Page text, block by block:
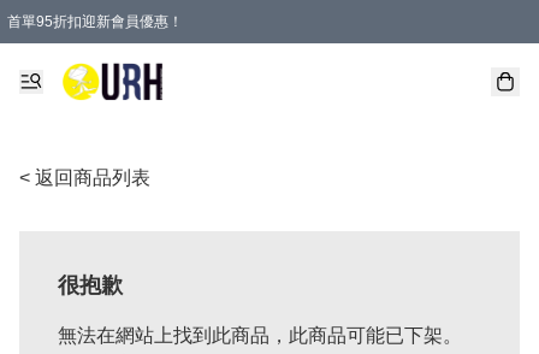
首單95折扣迎新會員優惠！
特選會員可享全單低至 95 折優惠！
單一訂單滿HKD600(澳門HKD800)包郵寄順豐送到家。
< 返回商品列表
很抱歉
無法在網站上找到此商品，此商品可能已下架。